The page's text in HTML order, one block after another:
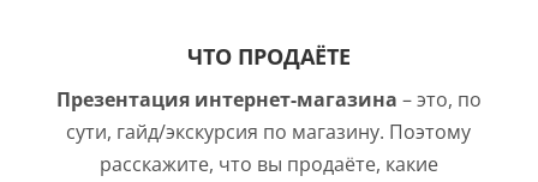
ЧТО ПРОДАЁТЕ
Презентация интернет-магазина – это, по
сути, гайд/экскурсия по магазину. Поэтому
расскажите, что вы продаёте, какие